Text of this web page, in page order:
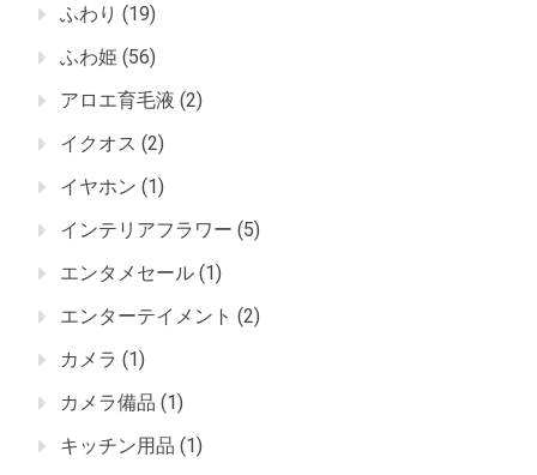
ふわり (19)
ふわ姫 (56)
アロエ育毛液 (2)
イクオス (2)
イヤホン (1)
インテリアフラワー (5)
エンタメセール (1)
エンターテイメント (2)
カメラ (1)
カメラ備品 (1)
キッチン用品 (1)